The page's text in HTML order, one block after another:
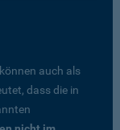
auch als
dass die in